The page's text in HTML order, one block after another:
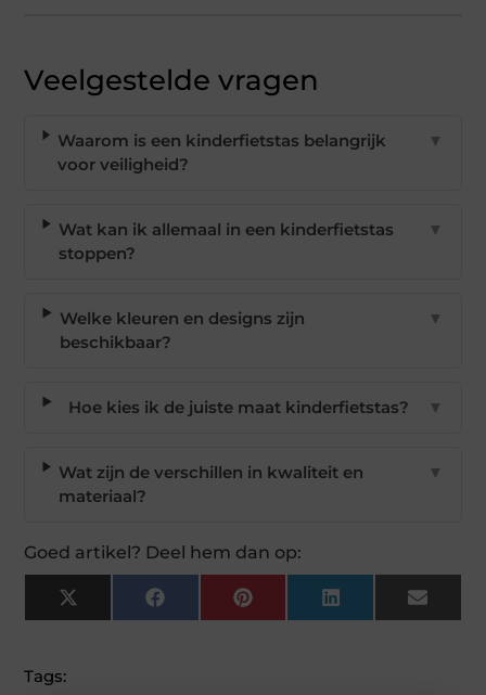
Veelgestelde vragen
Waarom is een kinderfietstas belangrijk
voor veiligheid?
▼
Wat kan ik allemaal in een kinderfietstas
stoppen?
▼
Welke kleuren en designs zijn
beschikbaar?
▼
Hoe kies ik de juiste maat kinderfietstas? ▼
Wat zijn de verschillen in kwaliteit en
materiaal?
▼
Goed artikel? Deel hem dan op:
X
(Twitter)
FacebookPinterest LinkedIn Email
Tags: